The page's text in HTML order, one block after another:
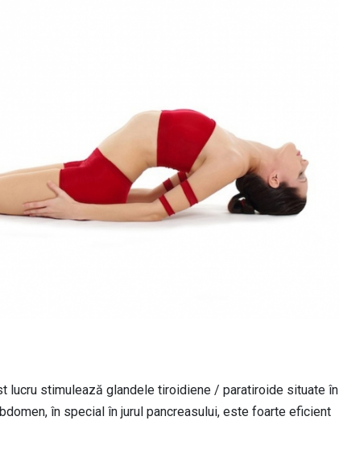
lucru stimulează glandele tiroidiene / paratiroide situate în
în special în jurul pancreasului, este foarte eficient